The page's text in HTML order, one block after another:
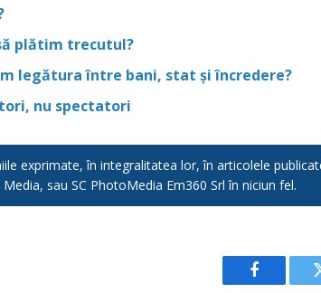
plătim trecutul?
legătura între bani, stat și încredere?
nu spectatori
exprimate, în integralitatea lor, în articolele
sau SC PhotoMedia Em360 Srl în niciun fel.
Facebook